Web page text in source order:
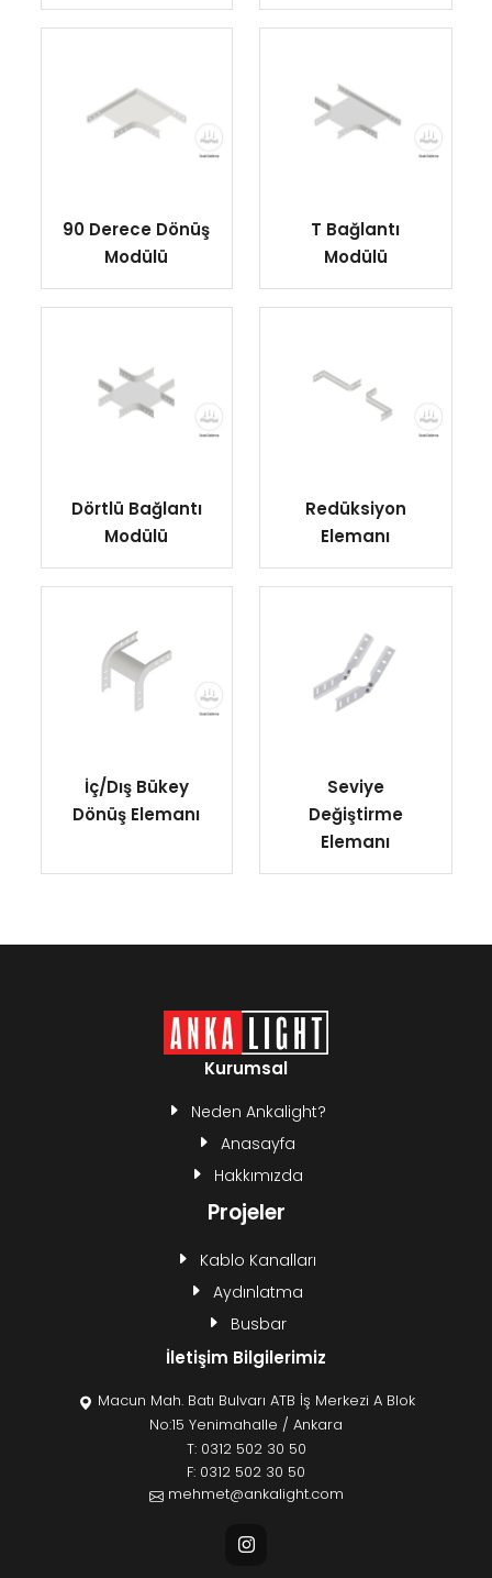
90 Derece Dönüş
Modülü
T Bağlantı
Modülü
Dörtlü Bağlantı
Modülü
Redüksiyon
Elemanı
İç/Dış Bükey
Dönüş Elemanı
Seviye
Değiştirme
Elemanı
Kurumsal
Neden Ankalight?
Anasayfa
Hakkımızda
Projeler
Kablo Kanalları
Aydınlatma
Busbar
İletişim Bilgilerimiz
Macun Mah. Batı Bulvarı ATB İş Merkezi A Blok
No:15 Yenimahalle / Ankara
T: 0312 502 30 50
F: 0312 502 30 50
mehmet@ankalight.com